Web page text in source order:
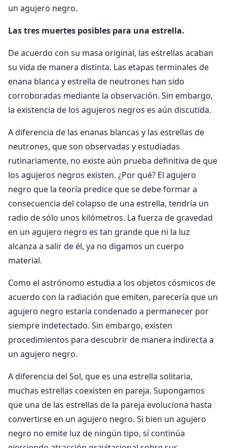
un agujero negro.
Las tres muertes posibles para una estrella.
De acuerdo con su masa original, las estrellas acaban
su vida de manera distinta. Las etapas terminales de
enana blanca y estrella de neutrones han sido
corroboradas mediante la observación. Sin embargo,
la existencia de los agujeros negros es aún discutida.
A diferencia de las enanas blancas y las estrellas de
neutrones, que son observadas y estudiadas
rutinariamente, no existe aún prueba definitiva de que
los agujeros negros existen. ¿Por qué? El agujero
negro que la teoría predice que se debe formar a
consecuencia del colapso de una estrella, tendría un
radio de sólo unos kilómetros. La fuerza de gravedad
en un agujero negro es tan grande que ni la luz
alcanza a salir de él, ya no digamos un cuerpo
material.
Como el astrónomo estudia a los objetos cósmicos de
acuerdo con la radiación que emiten, parecería que un
agujero negro estaría condenado a permanecer por
siempre indetectado. Sin embargo, existen
procedimientos para descubrir de manera indirecta a
un agujero negro.
A diferencia del Sol, que es una estrella solitaria,
muchas estrellas coexisten en pareja. Supongamos
que una de las estrellas de la pareja evoluciona hasta
convertirse en un agujero negro. Si bien un agujero
negro no emite luz de ningún tipo, sí continúa